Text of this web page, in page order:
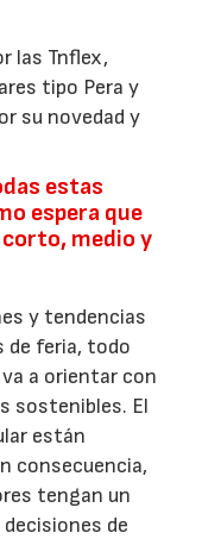
las Tnflex,
tipo Pera y
su novedad y
estas
espera que
medio y
y tendencias
de feria, todo
a orientar con
sostenibles. El
están
consecuencia,
tengan un
de